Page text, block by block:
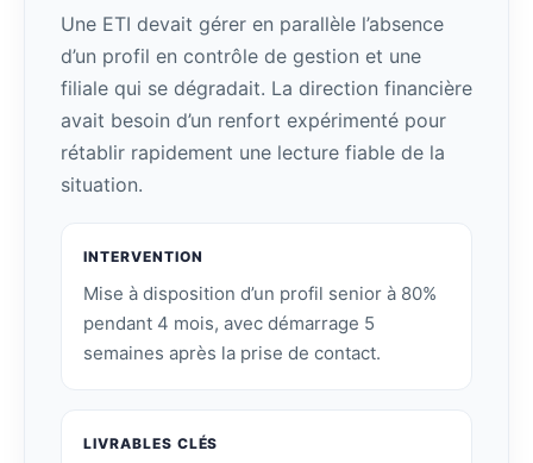
Une ETI devait gérer en parallèle l’absence
d’un profil en contrôle de gestion et une
filiale qui se dégradait. La direction financière
avait besoin d’un renfort expérimenté pour
rétablir rapidement une lecture fiable de la
situation.
INTERVENTION
Mise à disposition d’un profil senior à 80%
pendant 4 mois, avec démarrage 5
semaines après la prise de contact.
LIVRABLES CLÉS